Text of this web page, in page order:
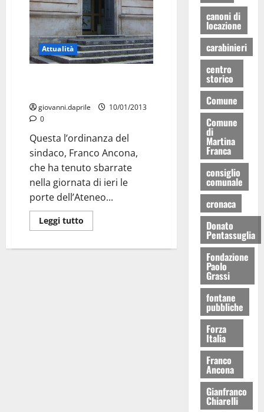
Attualità
giovanni.daprile
10/01/2013
0
Questa l’ordinanza del
sindaco, Franco Ancona,
che ha tenuto sbarrate
nella giornata di ieri le
porte dell’Ateneo...
Leggi tutto
canoni di
locazione
carabinieri
centro
storico
Comune
Comune
di
Martina
Franca
consiglio
comunale
cronaca
Donato
Pentassuglia
Fondazione
Paolo
Grassi
fontane
pubbliche
Forza
Italia
Franco
Ancona
Gianfranco
Chiarelli